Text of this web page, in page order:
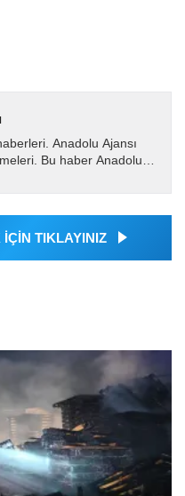
Anadolu Ajansı
Bu haber Anadolu
TIKLAYINIZ